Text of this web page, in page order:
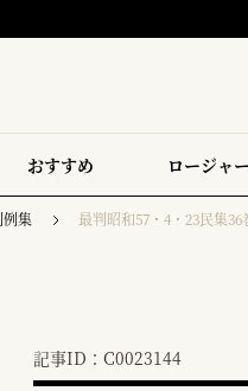
おすすめ ロージャ
例集 最判昭和57・4・23民集36
記事ID：C0023144